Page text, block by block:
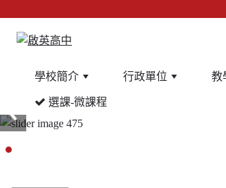
學校簡介 行政單位 教
選課-微課程